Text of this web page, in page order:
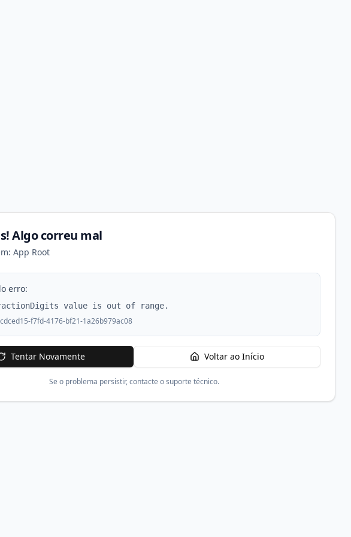
Algo correu mal
App Root
erro:
value is out of range.
f7fd-4176-bf21-1a26b979ac08
Tentar Novamente Voltar ao Início
Se o problema persistir, contacte o suporte técnico.